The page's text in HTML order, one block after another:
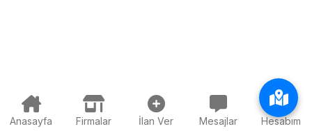
Anasayfa Firmalar İlan Ver Mesajlar Hesabım